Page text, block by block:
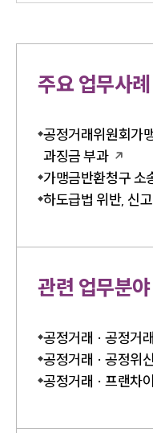
주요 업무사례
공정거래위원회가
과징금 부과
가맹금반환청구 소
하도급법 위반, 신
관련 업무분야
공정거래 · 공정거
공정거래 · 공정위
공정거래 · 프랜차